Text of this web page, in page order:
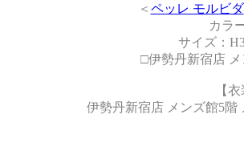
＜ ペッレ モルビダ
カラ
サイズ：
□伊勢丹新宿店
【
伊勢丹新宿店 メンズ館5階